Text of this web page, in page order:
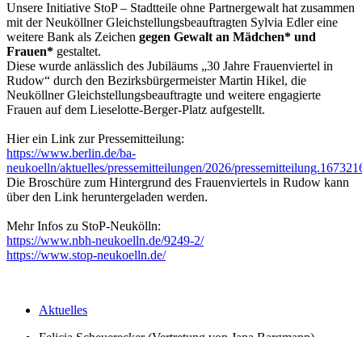
Unsere Initiative StoP – Stadtteile ohne Partnergewalt hat zusammen
mit der Neuköllner Gleichstellungsbeauftragten Sylvia Edler eine
weitere Bank als Zeichen gegen Gewalt an Mädchen* und
Frauen* gestaltet.
Diese wurde anlässlich des Jubiläums „30 Jahre Frauenviertel in
Rudow“ durch den Bezirksbürgermeister Martin Hikel, die
Neuköllner Gleichstellungsbeauftragte und weitere engagierte
Frauen auf dem Lieselotte-Berger-Platz aufgestellt.
Hier ein Link zur Pressemitteilung:
https://www.berlin.de/ba-
neukoelln/aktuelles/pressemitteilungen/2026/
Die Broschüre zum Hintergrund des Frauenviertels in Rudow kann
über den Link heruntergeladen werden.
Mehr Infos zu StoP-Neukölln:
https://www.nbh-neukoelln.de/9249-2/
https://www.stop-neukoelln.de/
Aktuelles